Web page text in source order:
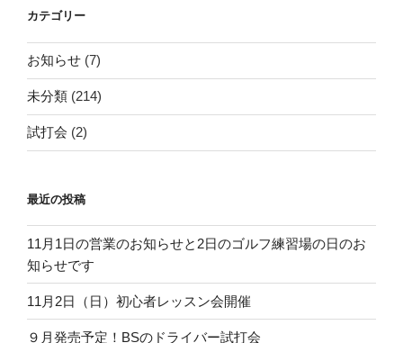
カテゴリー
お知らせ (7)
未分類 (214)
試打会 (2)
最近の投稿
11月1日の営業のお知らせと2日のゴルフ練習場の日のお
知らせです
11月2日（日）初心者レッスン会開催
９月発売予定！BSのドライバー試打会